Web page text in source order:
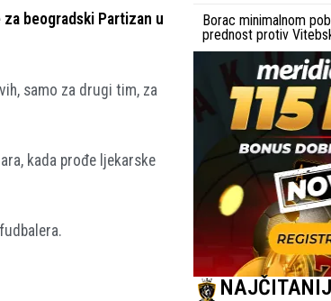
beogradski Partizan u
samo za drugi tim, za
kada prođe ljekarske
Borac minimalnom
prednost protiv